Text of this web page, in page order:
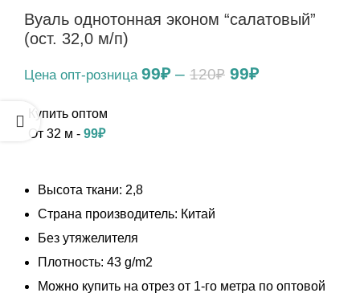
Вуаль однотонная эконом “салатовый”
(ост. 32,0 м/п)
99₽– 120₽ 99₽Текущая
От 32 м - 99₽
Высота ткани: 2,8
Страна производитель: Китай
Без утяжелителя
Плотность: 43 g/m2
Можно купить на отрез от 1-го метра по оптовой